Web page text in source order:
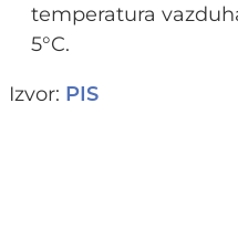
temperatura
5°C.
Izvor: PIS